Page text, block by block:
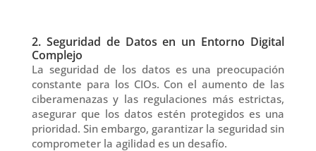
2. Seguridad de Datos en un Entorno Digital
Complejo
La seguridad de los datos es una preocupación
constante para los CIOs. Con el aumento de las
ciberamenazas y las regulaciones más estrictas,
asegurar que los datos estén protegidos es una
prioridad. Sin embargo, garantizar la seguridad sin
comprometer la agilidad es un desafío.